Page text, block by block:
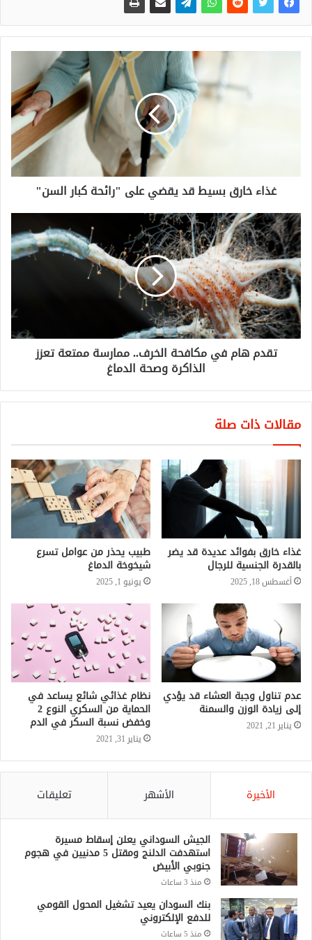
غذاء خارق بسيط قد يقضي على "رائحة كبار السن"
تقدم هام في مكافحة الخرف.. ممارسة ممتعة تعزز
الذاكرة وصحة الدماغ
مقالات ذات صلة
غذاء خارق بفوائد عديدة قد يضر
بالقدرة الجنسية للرجال
أغسطس 18, 2025
طبيب يحذر من عوامل تسرع
شيخوخة الدماغ
يونيو 1, 2025
عدم تناول وجبة العشاء قد يؤدي
إلى زيادة الوزن والسمنة
يناير 21, 2021
نظام غذائي شائع يساعد في
الحماية من السكري النوع 2
وخفض نسبة السكر في الدم
يناير 31, 2021
الأخيرة الأشهر تعليقات
الجيش السوداني يعلن إسقاط مسيرة
استهدفت الدلنج ومقتل 5 مدنيين في هجوم
جنوبي الأبيض
منذ 3 ساعات
بنك السودان يعيد تشغيل المحول القومي
للدفع الإلكتروني
منذ 5 ساعات